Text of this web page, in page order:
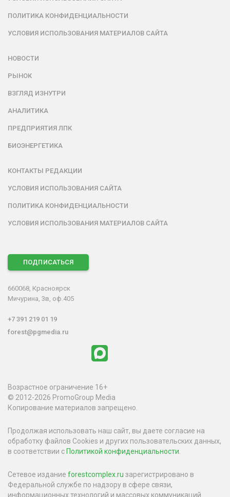
ПОЛИТИКА КОНФИДЕНЦИАЛЬНОСТИ
УСЛОВИЯ ИСПОЛЬЗОВАНИЯ МАТЕРИАЛОВ САЙТА
НОВОСТИ
РЫНОК
ВЗГЛЯД ИЗНУТРИ
АНАЛИТИКА
ПРЕДПРИЯТИЯ ЛПК
БИОЭНЕРГЕТИКА
КОНТАКТЫ РЕДАКЦИИ
УСЛОВИЯ ИСПОЛЬЗОВАНИЯ САЙТА
ПОЛИТИКА КОНФИДЕНЦИАЛЬНОСТИ
УСЛОВИЯ ИСПОЛЬЗОВАНИЯ МАТЕРИАЛОВ САЙТА
ПОДПИСАТЬСЯ
660068, Красноярск
Мичурина, 3в, оф.405
+7 391 219 01 19
forest@pgmedia.ru
Возрастное ограничение 16+
© 2012-2026 PromoGroup Media
Копирование материалов запрещено.
Продолжая использовать наш сайт, вы даете согласие на
обработку файлов Cookies и других пользовательских данных,
в соответствии с Политикой конфиденциальности
Сетевое издание forestcomplex.ru зарегистрировано в
Федеральной службе по надзору в сфере связи,
информационных технологий и массовых коммуникаций